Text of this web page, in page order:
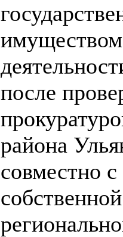
после
района
совместно